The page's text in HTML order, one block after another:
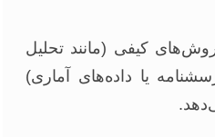
کیفی (مانند تحلیل
یا داده‌های آماری)